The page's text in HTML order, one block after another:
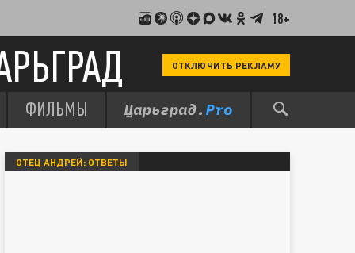
18+
ОТКЛЮЧИТЬ РЕКЛАМУ
ФИЛЬМЫ
ОТЕЦ АНДРЕЙ: ОТВЕТЫ